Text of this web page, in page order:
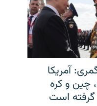
آمریکا
چین و کره
است